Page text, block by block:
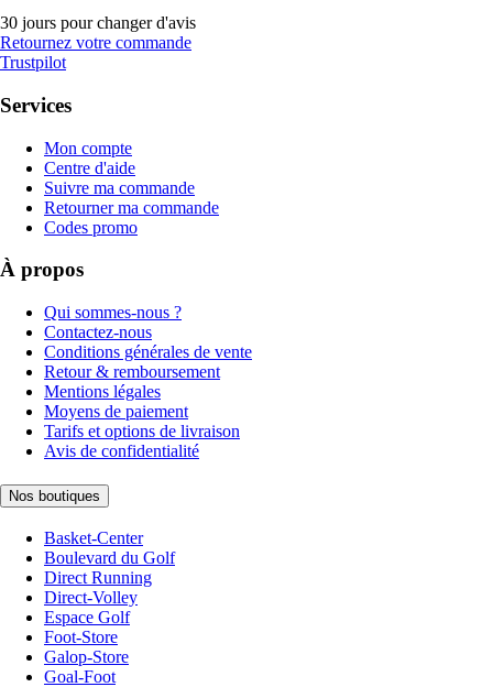
30 jours pour changer d'avis
Retournez votre commande
Trustpilot
Services
Mon compte
Centre d'aide
Suivre ma commande
Retourner ma commande
Codes promo
À propos
Qui sommes-nous ?
Contactez-nous
Conditions générales de vente
Retour & remboursement
Mentions légales
Moyens de paiement
Tarifs et options de livraison
Avis de confidentialité
Nos boutiques
Basket-Center
Boulevard du Golf
Direct Running
Direct-Volley
Espace Golf
Foot-Store
Galop-Store
Goal-Foot